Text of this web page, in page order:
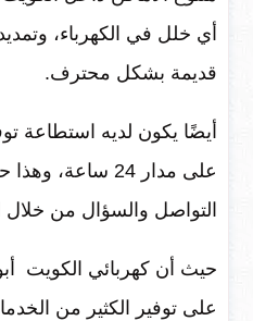
أي خلل في الكهرباء،
قديمة بشكل محترف.
أيضًا يكون لديه استطاعة
على مدار 24
التواصل والسؤال من خلال
حيث أن كهربائي الكويت
على توفير الكثير من